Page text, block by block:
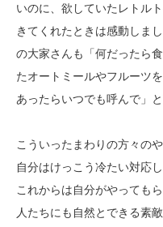
いのに、欲していたレトル
きてくれたときは感動しま
の大家さんも「何だったら
たオートミールやフルーツ
あったらいつでも呼んで」
こういったまわりの方々の
自分はけっこう冷たい対応
これからは自分がやっても
人たちにも自然とできる素